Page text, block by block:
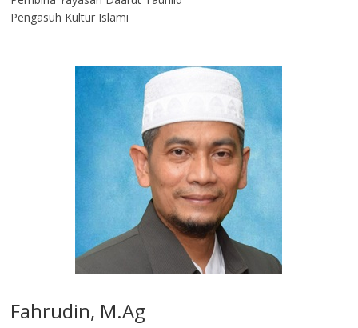
Pengasuh Kultur Islami
Fahrudin, M.Ag​